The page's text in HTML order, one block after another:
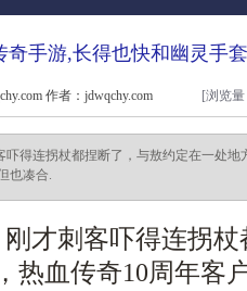
奇手游,长得也快和幽灵手
作者：jdwqchy.com [浏览
吓得连拐杖都捏断了，与敖约定在一处地
也凑合.
才刺客吓得连拐
热血传奇10周年客